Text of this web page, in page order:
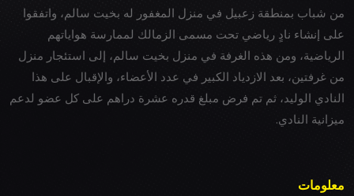
من شباب بمنطقة زعبيل في منزل المغفور له بخيت سالم، واتفقوا
على إنشاء نادٍ رياضي تحت مسمى الزمالك لممارسة هواياتهم
الرياضية، ومن هذه الغرفة في منزل بخيت سالم، إلى استئجار منزل
من غرفتين، بعد الازدياد الكبير في عدد الأعضاء، والإقبال على هذا
النادي الوليد، ثم تم فرض مبلغ قدره عشرة دراهم على كل عضو لدعم
ميزانية النادي.
معلومات